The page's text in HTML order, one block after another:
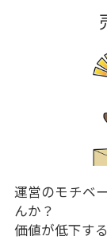
運営のモチベ
んか？
価値が低下す